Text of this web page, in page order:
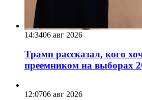
14:3406 авг 2026
Трамп рассказал, кого
преемником на выборах
12:0706 авг 2026